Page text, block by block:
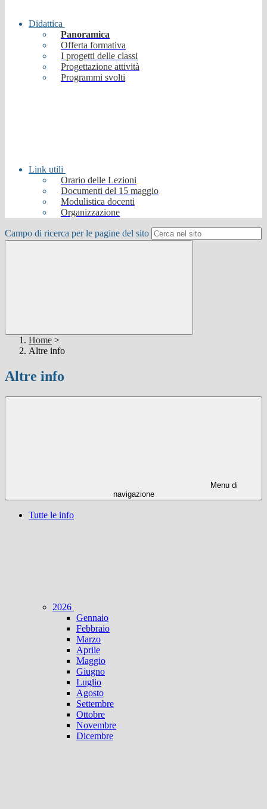
Didattica
Panoramica
Offerta formativa
I progetti delle classi
Progettazione attività
Programmi svolti
Link utili
Orario delle Lezioni
Documenti del 15 maggio
Modulistica docenti
Organizzazione
Campo di ricerca per le pagine del sito
Home >
Altre info
Altre info
Menu di
navigazione
Tutte le info
2026
Gennaio
Febbraio
Marzo
Aprile
Maggio
Giugno
Luglio
Agosto
Settembre
Ottobre
Novembre
Dicembre